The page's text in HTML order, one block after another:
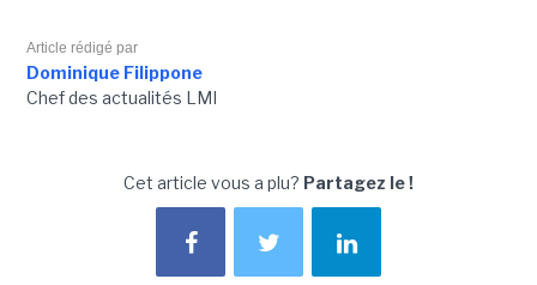
Article rédigé par
Dominique Filippone
Chef des actualités LMI
Cet article vous a plu? Partagez le !